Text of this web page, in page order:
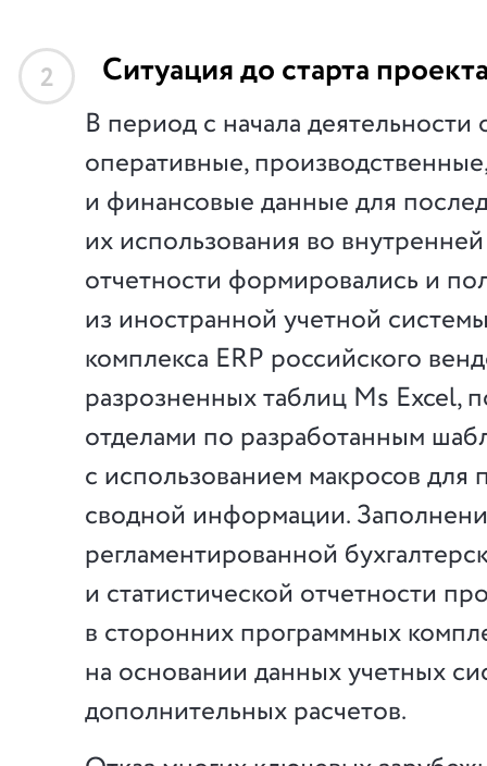
2 Ситуация до старта
В период с начала деятельности
оперативные,
и финансовые данные для
их использования во
отчетности формировались и
из иностранной учетной
комплекса ERP российского
разрозненных таблиц Ms Excel,
отделами по разработанным
с использованием макросов для
сводной информации.
регламентированной
и статистической отчетности
в сторонних программных
на основании данных учетных
дополнительных расчетов.